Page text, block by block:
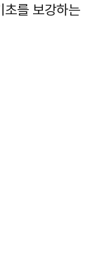
초를 보강하는